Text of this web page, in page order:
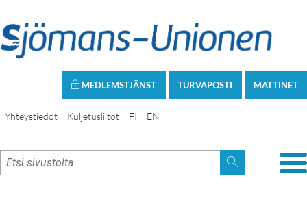
MATTINET
TURVAPOSTI
MEDLEMSTJÄNST
Yhteystiedot Kuljetusliitot FI EN